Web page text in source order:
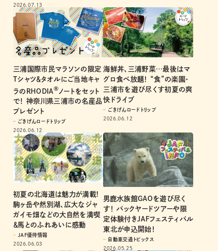
2026.07.13
三浦国際市民マラソンの限定
Tシャツ＆タオルにご当地キャ
ラのRHODIA® ノートをセット
で！ 神奈川県三浦市の名産品
プレゼント
ごきげんロードトリップ
2026.06.12
海鮮丼、三浦野菜…最後はマ
グロ食べ放題！ “食”の楽園・
三浦市を遊び尽くす初夏の爽
快ドライブ
ごきげんロードトリップ
2026.06.12
初夏の北海道は魅力が満載!
駒ヶ岳や然別湖、広大なジャ
ガイモ畑などの大自然を満喫
＆馬とのふれあいに感動
JAF優待情報
2026.06.03
男鹿水族館GAOを遊び尽く
す！ バックヤードツアーや限
定体験付きJAFフェスティバル
東北が申込開始！
自動車交通トピックス
2026.05.25